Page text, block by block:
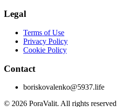
Legal
Terms of Use
Privacy Policy
Cookie Policy
Contact
boriskovalenko@5937.life
© 2026 PoraValit. All rights reserved